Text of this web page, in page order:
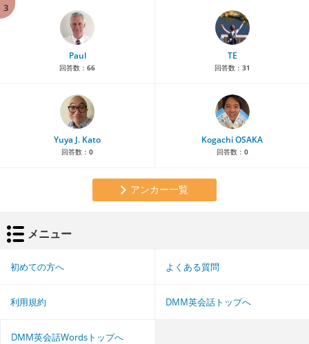
3
Paul
回答数： 66
TE
回答数： 31
Yuya J. Kato
回答数： 0
Kogachi OSAKA
回答数： 0
アンカー一覧
メニュー
初めての方へ よくある質問
利用規約 DMM英会話トップへ
DMM英会話Wordsトップへ